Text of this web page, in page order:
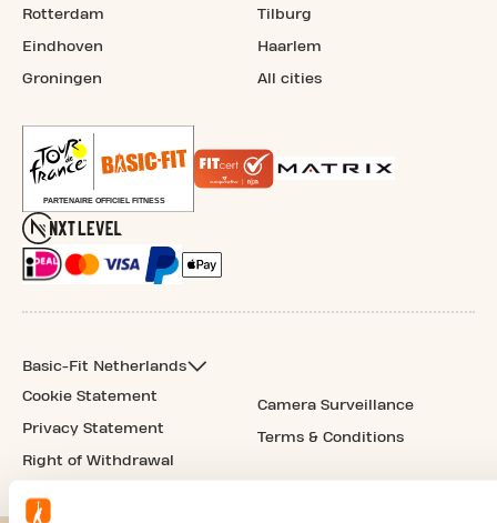
Rotterdam
Eindhoven
Groningen
Tilburg
Haarlem
All cities
Basic-Fit Netherlands
Cookie Statement
Privacy Statement
Right of Withdrawal
Camera Surveillance
Terms & Conditions